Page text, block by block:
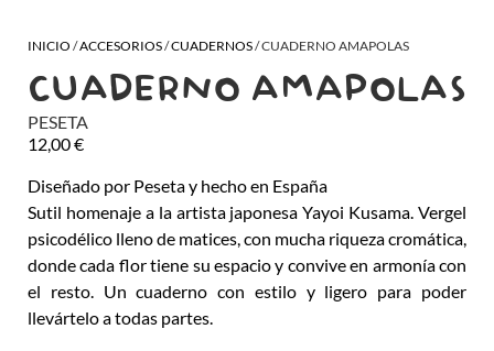
INICIO /ACCESORIOS/CUADERNOS/ CUADERNO AMAPOLAS
CUADERNO AMAPOLAS
PESETA
12,00€
Diseñado por Peseta y hecho en España
Sutil homenaje a la artista japonesa Yayoi Kusama. Vergel
psicodélico lleno de matices, con mucha riqueza cromática,
donde cada flor tiene su espacio y convive en armonía con
el resto. Un cuaderno con estilo y ligero para poder
llevártelo a todas partes.